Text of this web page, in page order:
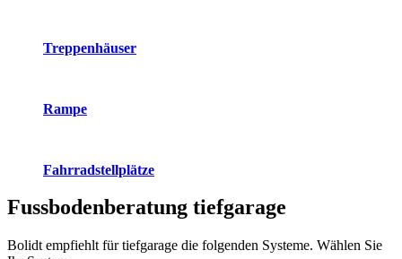
Treppenhäuser
Rampe
Fahrradstellplätze
Fussbodenberatung tiefgarage
Bolidt empfiehlt für tiefgarage die folgenden Systeme. Wählen Sie